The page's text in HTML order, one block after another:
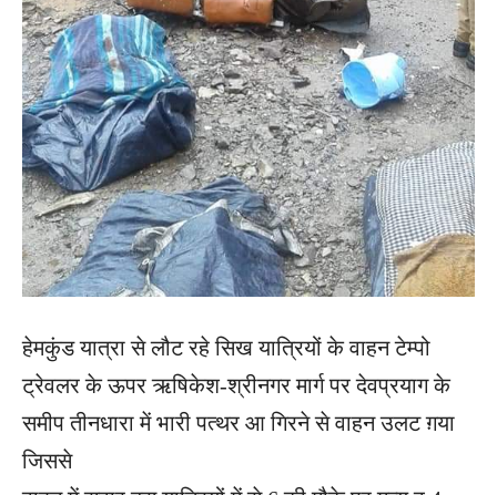
हेमकुंड यात्रा से लौट रहे सिख यात्रियों के वाहन टेम्पो
ट्रेवलर के ऊपर ऋषिकेश-श्रीनगर मार्ग पर देवप्रयाग के
समीप तीनधारा में भारी पत्थर आ गिरने से वाहन उलट ग़या
जिससे